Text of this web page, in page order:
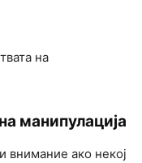
на
манипулација
внимание ако некој